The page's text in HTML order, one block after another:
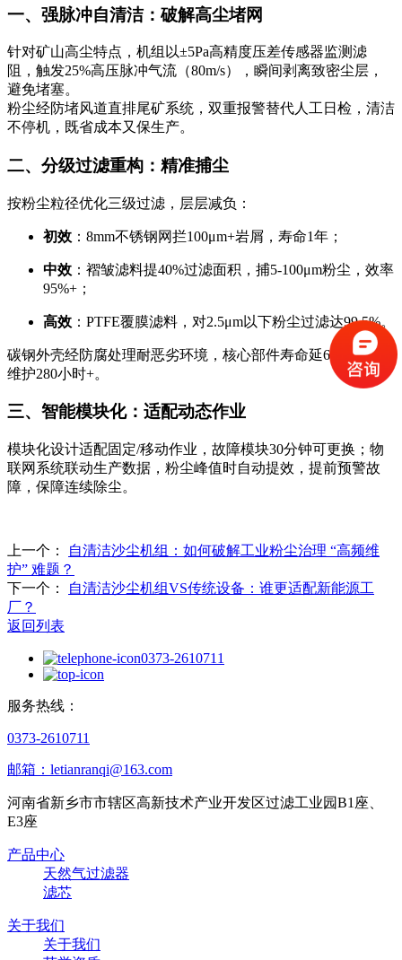
一、强脉冲自清洁：破解高尘堵网
针对矿山高尘特点，机组以±5Pa高精度压差传感器监测滤
阻，触发25%高压脉冲气流（80m/s），瞬间剥离致密尘层，
避免堵塞。
粉尘经防堵风道直排尾矿系统，双重报警替代人工日检，清洁
不停机，既省成本又保生产。
二、分级过滤重构：精准捕尘
按粉尘粒径优化三级过滤，层层减负：
初效 ：8mm不锈钢网拦100μm+岩屑，寿命1年；
中效 ：褶皱滤料提40%过滤面积，捕5-100μm粉尘，效率
95%+；
高效 ：PTFE覆膜滤料，对2.5μm以下粉尘过滤达99.5%。
碳钢外壳经防腐处理耐恶劣环境，核心部件寿命延6倍，年省
维护280小时+。
三、智能模块化：适配动态作业
模块化设计适配固定/移动作业，故障模块30分钟可更换；物
联网系统联动生产数据，粉尘峰值时自动提效，提前预警故
障，保障连续除尘。
上一个：
自清洁沙尘机组：如何破解工业粉尘治理 “高频维
护” 难题？
下一个：
自清洁沙尘机组VS传统设备：谁更适配新能源工
厂？
返回列表
0373-2610711
服务热线：
0373-2610711
邮箱：letianranqi@163.com
河南省新乡市市辖区高新技术产业开发区过滤工业园B1座、
E3座
产品中心
天然气过滤器
滤芯
关于我们
关于我们